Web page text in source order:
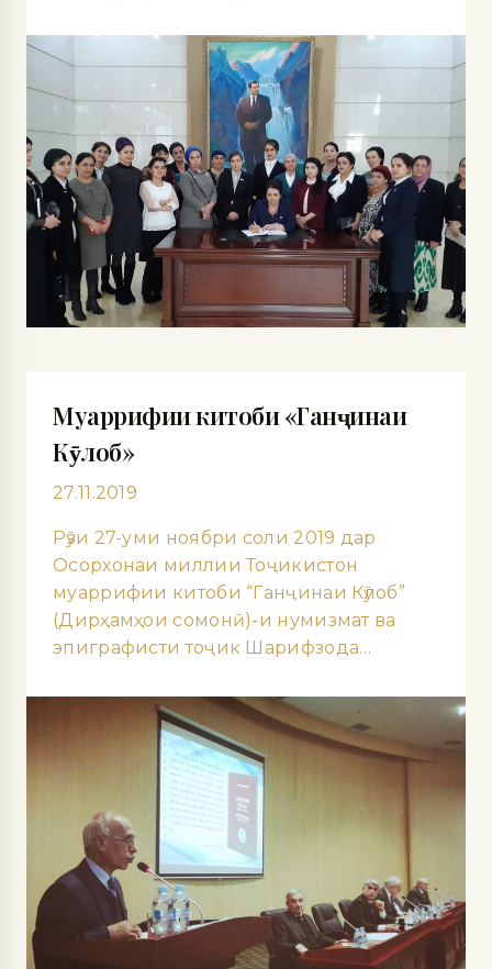
Муаррифии китоби «Ганҷинаи
Кӯлоб»
27.11.2019
Рӯзи 27-уми ноябри соли 2019 дар
Осорхонаи миллии Тоҷикистон
муаррифии китоби “Ганҷинаи Кӯлоб”
(Дирҳамҳои сомонӣ)-и нумизмат ва
эпиграфисти тоҷик Шарифзода…